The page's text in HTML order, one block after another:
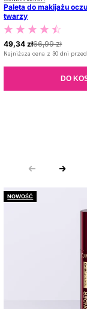
Paleta do makijażu
twarzy
66,99 zł
49,34 zł
Najniższa cena z 30 dni
DO
NOWOŚĆ